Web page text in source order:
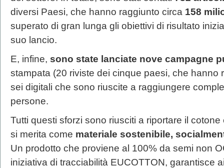
diversi Paesi, che hanno raggiunto circa 158
superato di gran lunga gli obiettivi di risultato
suo lancio.
E, infine, sono state lanciate nove campagne
stampata (20 riviste dei cinque paesi, che hanno
sei digitali che sono riuscite a raggiungere
persone.
Tutti questi sforzi sono riusciti a riportare il
si merita come materiale sostenibile,
Un prodotto che proviene al 100% da semi non
iniziativa di tracciabilità EUCOTTON, garantisce